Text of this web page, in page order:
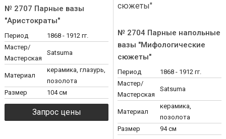
№ 2707 Парные вазы
"Аристократы"
Период
1868 - 1912 гг.
Мастер/
Мастерская
Satsuma
Материал
керамика, глазурь,
позолота
Размер
104 см
№ 2704 Парные напольные
вазы "Мифологические
сюжеты"
Период
1868 - 1912 гг.
Мастер/
Мастерская
Satsuma
Материал
керамика,
позолота
Размер
94 см